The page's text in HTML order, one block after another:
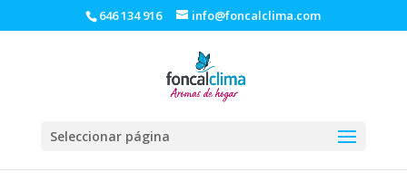
646 134 916 info@foncalclima.com
Seleccionar página